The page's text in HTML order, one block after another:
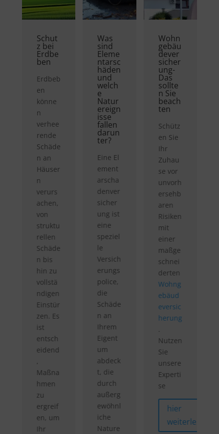
Schut
z bei
Erdbe
ben
Erdbeb
en
könne
n
verhee
rende
Schäde
n an
Häuser
n
verurs
achen,
von
struktu
rellen
Schäde
n bis
hin zu
vollstä
ndigen
Einstür
zen. Es
ist
entsch
eidend
,
Maßna
hmen
zu
ergreif
en, um
Ihr
Was
sind
Eleme
ntarsc
häden
und
welch
e
Natur
ereign
isse
fallen
darun
ter?
Eine El
ement
arscha
denver
sicher
ung ist
eine
speziel
le
Versich
erungs
police,
die
Schäde
n an
Ihrem
Eigent
um
abdeck
t, die
durch
außerg
ewöhnl
iche
Nature
Wohn
gebäu
dever
sicher
ung-
Das
sollte
n Sie
beach
ten
Schütz
en Sie
Ihr
Zuhau
se vor
unvorh
ersehb
aren
Risiken
mit
einer
maßge
schnei
derten
Wohng
ebäud
eversic
herung
.
Nutzen
Sie
unsere
Experti
se
hier
weiterlesen